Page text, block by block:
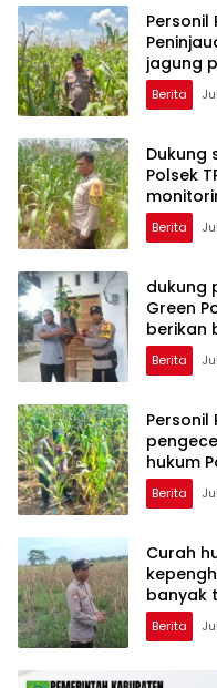
Personil
jagung
TPTM
Berita
Dukung swasembada pangan, personil
Polsek
Polsek
Berita
dukung
Green
berikan
Berita
Personil
hukum
Berita
Curah
kepenghuluan
banyak
personil
Berita